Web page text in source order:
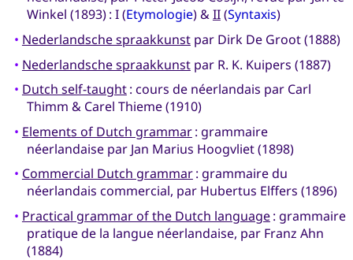
Winkel (1893) : I (Etymologie) &II(Syntaxis)
• Nederlandsche spraakkunstpar Dirk De Groot (1888)
• Nederlandsche spraakkunstpar R. K. Kuipers (1887)
• Dutch self-taught: cours de néerlandais par Carl
Thimm & Carel Thieme (1910)
• Elements of Dutch grammar: grammaire
néerlandaise par Jan Marius Hoogvliet (1898)
• Commercial Dutch grammar: grammaire du
néerlandais commercial, par Hubertus Elffers (1896)
• Practical grammar of the Dutch language: grammaire
pratique de la langue néerlandaise, par Franz Ahn
(1884)